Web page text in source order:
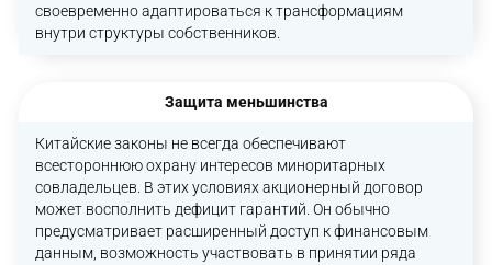
своевременно адаптироваться к трансформациям
внутри структуры собственников.
Защита меньшинства
Китайские законы не всегда обеспечивают
всестороннюю охрану интересов миноритарных
совладельцев. В этих условиях акционерный договор
может восполнить дефицит гарантий. Он обычно
предусматривает расширенный доступ к финансовым
данным, возможность участвовать в принятии ряда